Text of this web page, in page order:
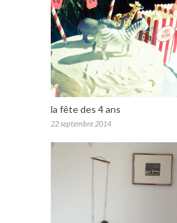
la fête des 4 ans
22 septembre 2014